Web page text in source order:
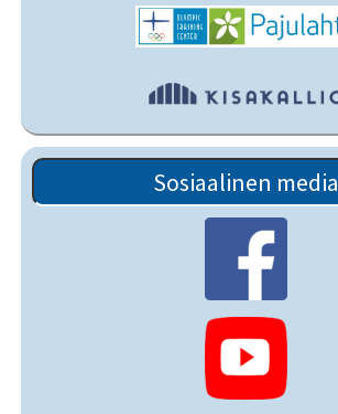
Sosiaalinen media